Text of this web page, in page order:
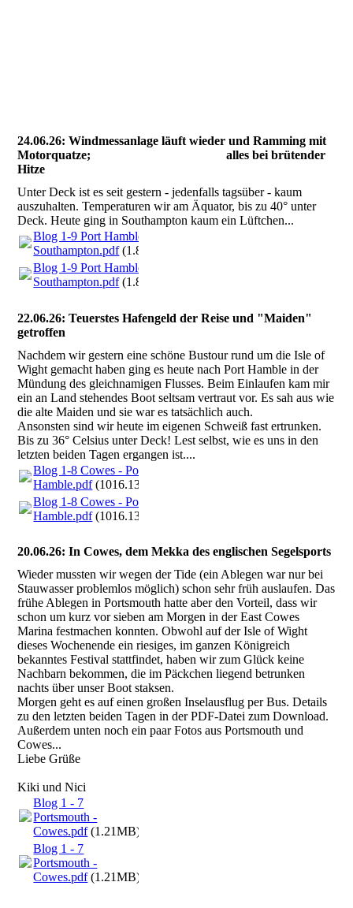
24.06.26: Windmessanlage läuft wieder und Ramming mit
Motorquatze; alles bei brütender
Hitze
Unter Deck ist es seit gestern - jedenfalls tagsüber - kaum
auszuhalten. Temperaturen wir am Äquator, bis zu 40° unter
Deck. Heute ging in Southampton kaum ein Lüftchen...
Blog 1-9 Port Hamble -
Southampton.pdf(1.86MB)
Blog 1-9 Port Hamble -
Southampton.pdf(1.86MB)
22.06.26: Teuerstes Hafengeld der Reise und "Maiden"
getroffen
Nachdem wir gestern eine schöne Bustour rund um die Isle of
Wight gemacht haben ging es heute nach Port Hamble in der
Mündung des gleichnamigen Flusses. Beim Einlaufen kam mir
ein an Land stehendes Boot seltsam vertraut vor. Es sah aus wie
die alte Maiden und sie war es tatsächlich auch.
Ansonsten sind wir heute im eigenen Schweiß fast ertrunken.
Bis zu 36° Celsius unter Deck! Lest selbst, wie es uns in den
letzten beiden Tagen ergangen ist....
Blog 1-8 Cowes - Port
Hamble.pdf(1016.13KB)
Blog 1-8 Cowes - Port
Hamble.pdf(1016.13KB)
20.06.26: In Cowes, dem Mekka des englischen Segelsports
Wieder mussten wir wegen der Tide (ein Ablegen war nur bei
Stauwasser problemlos möglich) schon sehr früh auslaufen. Das
frühe Ablegen in Portsmouth hatte aber den Vorteil, dass wir
schon um kurz vor sieben am Morgen in der East Cowes
Marina festmachen konnten. Obwohl auf der Isle of Wight
dieses Wochenende ein riesiges, im ganzen Königreich
bekanntes Festival stattfindet, haben wir zum Glück keine
Nachbarn bekommen, die im Päckchen liegend betrunken
nachts über unser Boot staksen.
Morgen geht es auf einen großen Inselausflug per Bus. Details
zu den letzten beiden Tagen in der PDF-Datei zum Download.
Außerdem unten noch ein paar Fotos aus Portsmouth und
Cowes...
Liebe Grüße
Kiki und Nici
Blog 1 - 7
Portsmouth -
Cowes.pdf(1.21MB)
Blog 1 - 7
Portsmouth -
Cowes.pdf(1.21MB)